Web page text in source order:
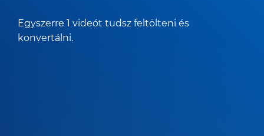
Egyszerre 1 videót tudsz feltölteni és
konvertálni.